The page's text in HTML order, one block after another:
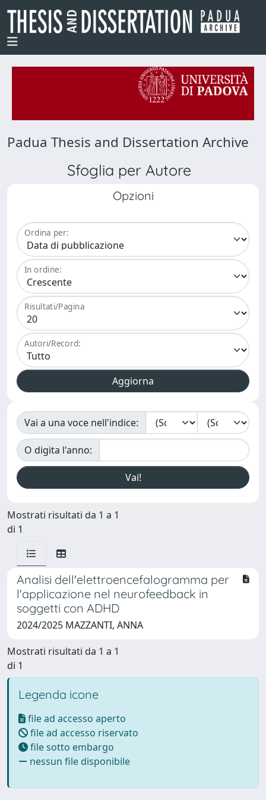
Padua Thesis and Dissertation Archive
Sfoglia per Autore
Opzioni
Ordina per:
In ordine:
Risultati/Pagina
Autori/Record:
Vai a una voce nell'indice:
O digita l'anno:
Mostrati risultati da 1 a 1
di 1
Analisi dell'elettroencefalogramma per
l'applicazione nel neurofeedback in
soggetti con ADHD
2024/2025 MAZZANTI, ANNA
Mostrati risultati da 1 a 1
di 1
Legenda icone
file ad accesso aperto
file ad accesso riservato
file sotto embargo
nessun file disponibile